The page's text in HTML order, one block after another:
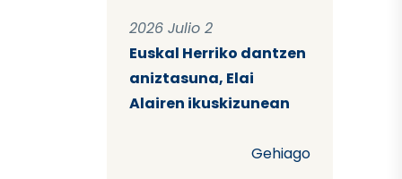
2026 Julio 2
Euskal Herriko dantzen
aniztasuna, Elai
Alairen ikuskizunean
Gehiago